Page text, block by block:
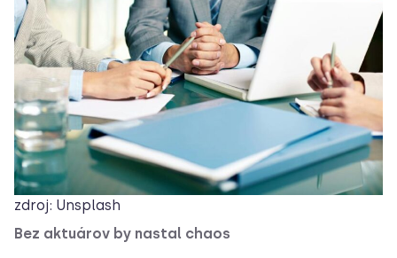
zdroj: Unsplash
Bez aktuárov by nastal chaos